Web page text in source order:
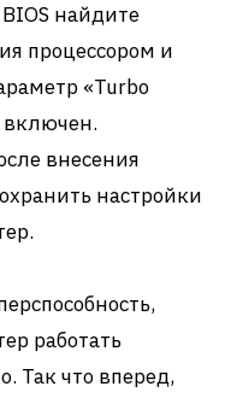
найдите
процессором и
«Turbo
включен.
внесения
настройки
работать
Так что вперед,